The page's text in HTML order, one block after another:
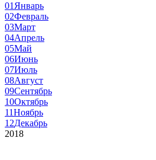
01 Январь
02Февраль
03Март
04Апрель
05Май
06Июнь
07Июль
08Август
09Сентябрь
10Октябрь
11Ноябрь
12Декабрь
2018